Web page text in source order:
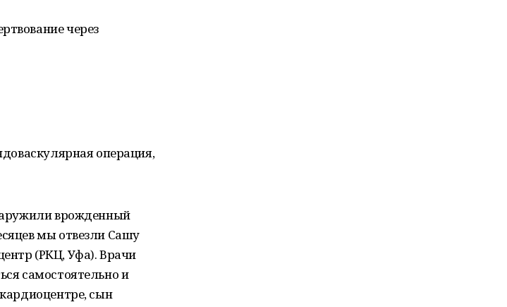
через
операция,
врожденный
мы отвезли Сашу
(РКЦ, Уфа). Врачи
самостоятельно и
сын